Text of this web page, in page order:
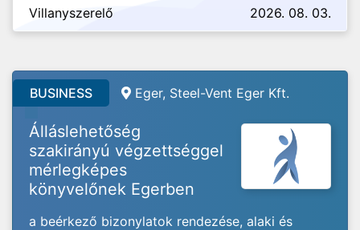
Villanyszerelő 2026. 08. 03.
BUSINESS Eger, Steel-Vent Eger Kft.
Álláslehetőség
szakirányú végzettséggel
mérlegképes
könyvelőnek Egerben
a beérkező bizonylatok rendezése, alaki és